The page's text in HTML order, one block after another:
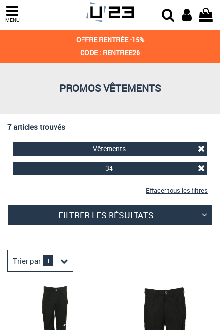
MENU
OFFRE RENTRÉE -15%
CODE : RENTREE26
PROMOS VÊTEMENTS
7 articles trouvés
Vêtements
34
Effacer tous les filtres
FILTRER LES RÉSULTATS
Trier par 1
Trier par
Derniers arrivages